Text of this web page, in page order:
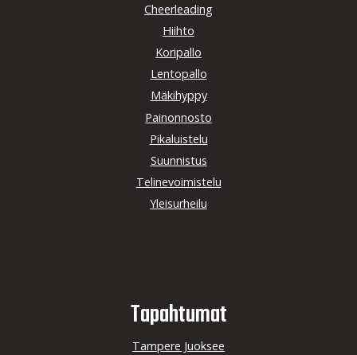
Cheerleading
Hiihto
Koripallo
Lentopallo
Mäkihyppy
Painonnosto
Pikaluistelu
Suunnistus
Telinevoimistelu
Yleisurheilu
Tapahtumat
Tampere Juoksee